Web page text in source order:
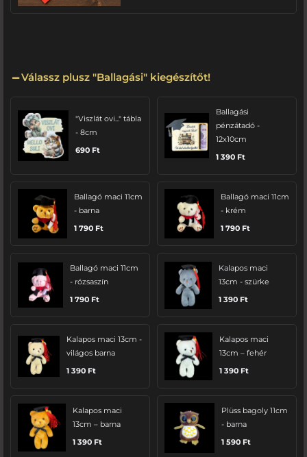
Válassz plusz "Ballagási" kiegészítőt!
"Viszlát ovi..." tábla
- 8cm
690 Ft
Ballagási
pénzátadó -
12x10cm
1 390 Ft
Ballagó maci 11cm
- barna
1 790 Ft
Ballagó maci 11cm
- krém
1 790 Ft
Ballagó maci 11cm
- rózsaszín
1 790 Ft
Kalapos maci
13cm - szürke
1 390 Ft
Kalapos maci 13cm -
világos barna
1 390 Ft
Kalapos maci
13cm – fehér
1 390 Ft
Kalapos maci
13cm – barna
1 390 Ft
Plüss bagoly 11cm
- barna
1 590 Ft